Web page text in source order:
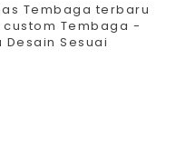
Tembaga terbaru
Tembaga -
Desain Sesuai